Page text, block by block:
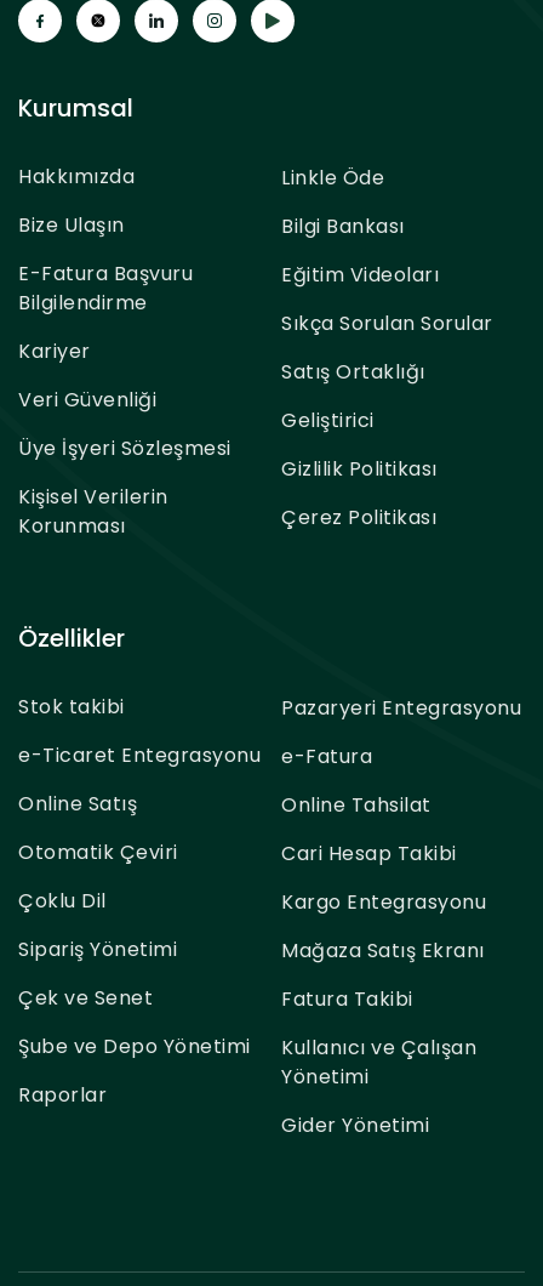
Kurumsal
Hakkımızda
Bize Ulaşın
E-Fatura Başvuru
Bilgilendirme
Kariyer
Veri Güvenliği
Üye İşyeri Sözleşmesi
Kişisel Verilerin
Korunması
Linkle Öde
Bilgi Bankası
Eğitim Videoları
Sıkça Sorulan Sorular
Satış Ortaklığı
Geliştirici
Gizlilik Politikası
Çerez Politikası
Özellikler
Stok takibi
e-Ticaret Entegrasyonu
Online Satış
Otomatik Çeviri
Çoklu Dil
Sipariş Yönetimi
Çek ve Senet
Şube ve Depo Yönetimi
Raporlar
Pazaryeri Entegrasyonu
e-Fatura
Online Tahsilat
Cari Hesap Takibi
Kargo Entegrasyonu
Mağaza Satış Ekranı
Fatura Takibi
Kullanıcı ve Çalışan
Yönetimi
Gider Yönetimi